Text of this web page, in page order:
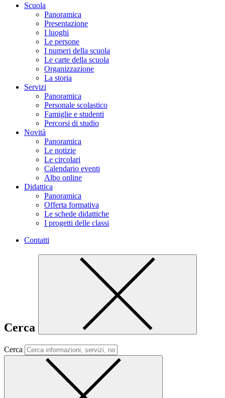
Scuola
Panoramica
Presentazione
I luoghi
Le persone
I numeri della scuola
Le carte della scuola
Organizzazione
La storia
Servizi
Panoramica
Personale scolastico
Famiglie e studenti
Percorsi di studio
Novità
Panoramica
Le notizie
Le circolari
Calendario eventi
Albo online
Didattica
Panoramica
Offerta formativa
Le schede didattiche
I progetti delle classi
Contatti
Cerca
Cerca